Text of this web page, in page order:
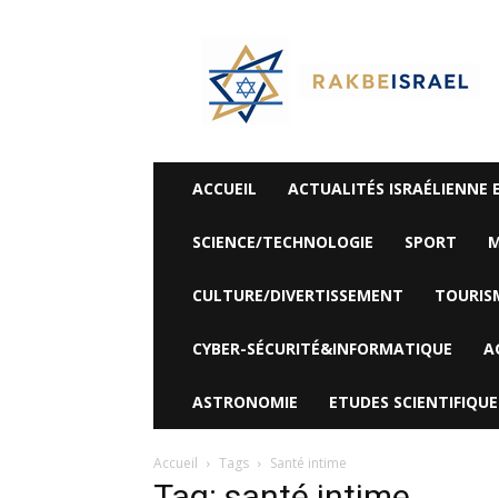
Rak
Be
Israel-
Alyaexpress-
News
ACCUEIL ACTUALITÉS ISRAÉLIENNE
SCIENCE/TECHNOLOGIE SPORT
CULTURE/DIVERTISSEMENT
CYBER-SÉCURITÉ&INFORMATIQUE
ASTRONOMIE ETUDES
Accueil Tags Santé intime